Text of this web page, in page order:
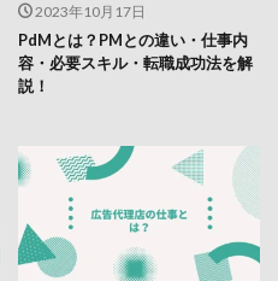
2023年10月17日
PdMとは？PMとの違い・仕事内
容・必要スキル・転職成功法を解
説！